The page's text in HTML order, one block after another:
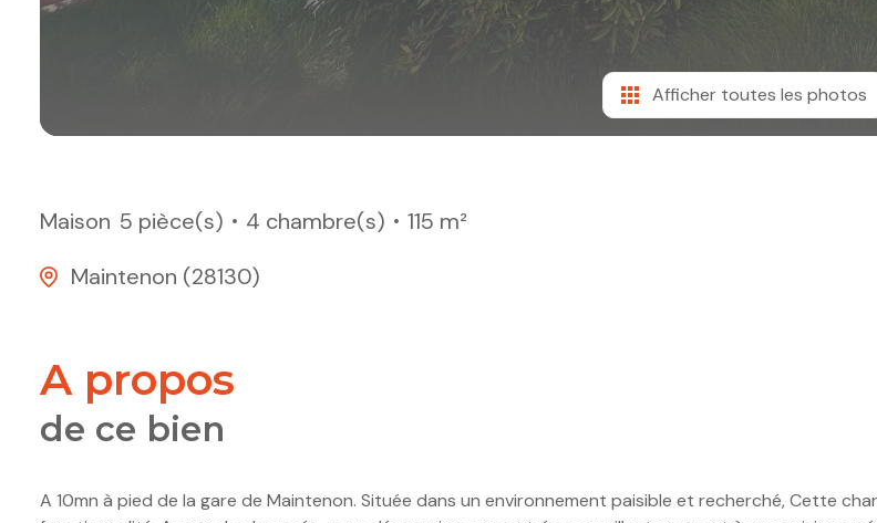
Afficher toutes les photos
Maison 5 pièce(s) 4 chambre(s)
115 m²
Maintenon (28130)
a propos
de ce bien
A 10mn à pied de la gare de Maintenon. Située dans un environnement paisible et recherché, Cette